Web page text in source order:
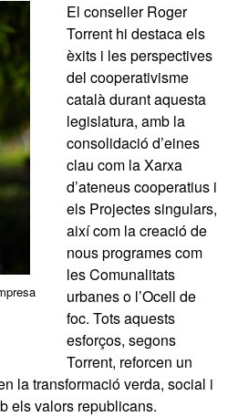
El conseller Roger
Torrent hi destaca els
èxits i les perspectives
del cooperativisme
català durant aquesta
legislatura, amb la
consolidació d’eines
clau com la Xarxa
d’ateneus cooperatius i
els Projectes singulars,
així com la creació de
nous programes com
les Comunalitats
urbanes o l’Ocell de
foc. Tots aquests
esforços, segons
Torrent, reforcen un
la transformació verda, social i
els valors republicans.